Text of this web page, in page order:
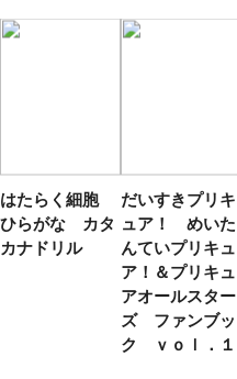
はたらく細胞
ひらがな カタ
カナドリル
だいすきプリキ
ュア！ めいた
んていプリキュ
ア！＆プリキュ
アオールスター
ズ ファンブッ
ク ｖｏｌ．１